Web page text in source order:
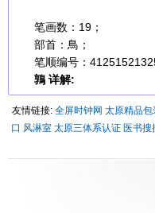
笔画数：19；
部首：鳥；
笔顺编号：
鶉 详解:
友情链接: 全屏时钟网 太原精品包
口 风淋室 太原三体系认证 医书搜